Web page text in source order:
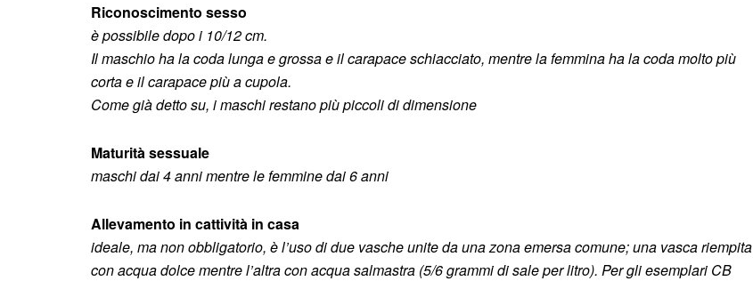
Riconoscimento sesso
è possibile dopo i 10/12 cm.
Il maschio ha la coda lunga e grossa e il carapace schiacciato, mentre la femmina ha la coda molto più
corta e il carapace più a cupola.
Come già detto su, i maschi restano più piccoli di dimensione
Maturità sessuale
maschi dai 4 anni mentre le femmine dai 6 anni
Allevamento in cattività in casa
ideale, ma non obbligatorio, è l’uso di due vasche unite da una zona emersa comune; una vasca riempita
con acqua dolce mentre l’altra con acqua salmastra (5/6 grammi di sale per litro). Per gli esemplari CB